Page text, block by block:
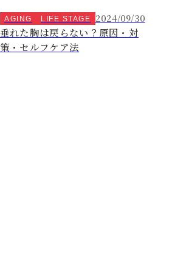
AGING LIFE STAGE 2024/09/30
垂れた胸は戻らない？原因・対
策・セルフケア法